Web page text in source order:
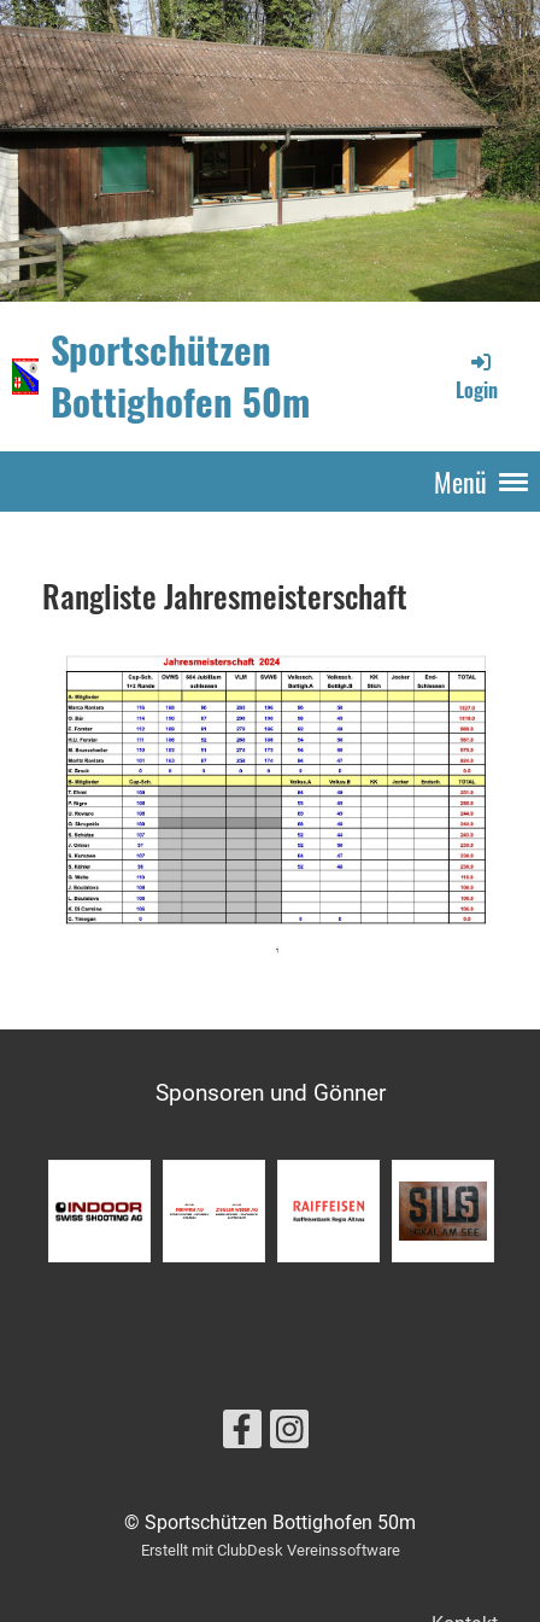
Sportschützen
Bottighofen 50m
Login
Menü
Rangliste Jahresmeisterschaft
Sponsoren und Gönner
© Sportschützen Bottighofen 50m
Erstellt mit ClubDesk Vereinssoftware